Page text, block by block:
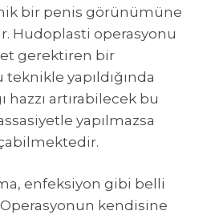
bir penis görünümüne
Hudoplasti operasyonu
gerektiren bir
yapıldığında
hazzı artırabilecek bu
yapılmazsa
enfeksiyon gibi belli
kendisine